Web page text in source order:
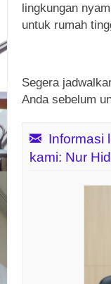
lingkungan
untuk rumah
Segera
Anda sebelum
Informasi
kami: Nur